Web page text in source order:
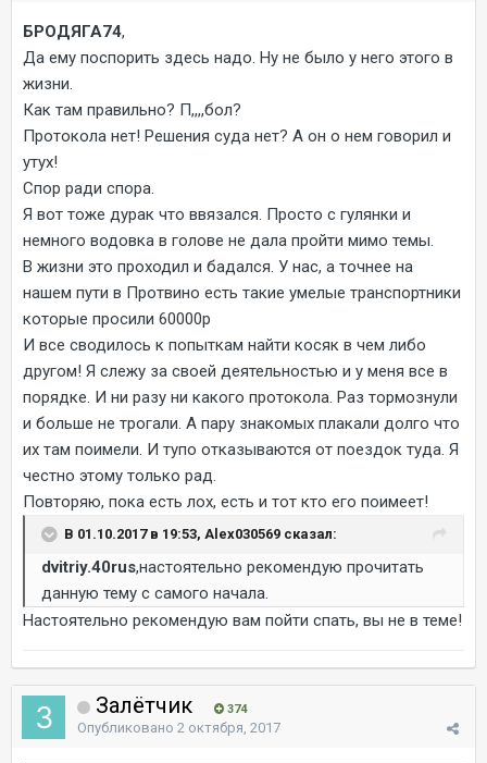
БРОДЯГА74,
Да ему поспорить здесь надо. Ну не было у него этого в
жизни.
Как там правильно? П,,,,бол?
Протокола нет! Решения суда нет? А он о нем говорил и
утух!
Спор ради спора.
Я вот тоже дурак что ввязался. Просто с гулянки и
немного водовка в голове не дала пройти мимо темы.
В жизни это проходил и бадался. У нас, а точнее на
нашем пути в Протвино есть такие умелые транспортники
которые просили 60000р
И все сводилось к попыткам найти косяк в чем либо
другом! Я слежу за своей деятельностью и у меня все в
порядке. И ни разу ни какого протокола. Раз тормознули
и больше не трогали. А пару знакомых плакали долго что
их там поимели. И тупо отказываются от поездок туда. Я
честно этому только рад.
Повторяю, пока есть лох, есть и тот кто его поимеет!
В 01.10.2017 в 19:53, Alex030569 сказал:
dvitriy.40rus,настоятельно рекомендую прочитать
данную тему с самого начала.
Настоятельно рекомендую вам пойти спать, вы не в теме!
Залётчик 374
Опубликовано 2 октября, 2017